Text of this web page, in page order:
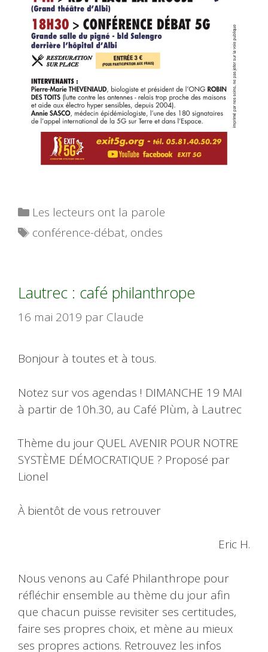
Catégories
Les lecteurs ont la parole
Étiquettes
conférence-débat, ondes
Lautrec : café philanthrope
16 mai 2019 par Claude
Bonjour à toutes et à tous.
Notez sur vos agendas ! DIMANCHE 19 MAI
à partir de 10h.30, au Café Plùm, à Lautrec
Thème du jour QUEL AVENIR POUR NOTRE
SYSTÈME DÉMOCRATIQUE ? Proposé par
Lionel
À bientôt de vous retrouver
Eric H.
Nous venons au Café Philanthrope pour
réfléchir ensemble au thème du jour afin
que chacun puisse revisiter ses certitudes,
faire ses propres choix, et mène au mieux
ses propres actions. Retrouvez les infos